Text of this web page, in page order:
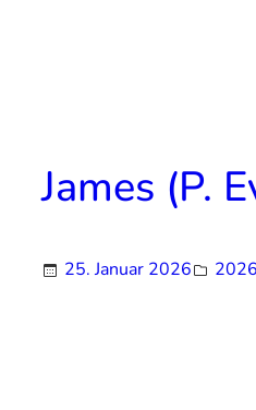
James (P.
25. Januar 2026 2026